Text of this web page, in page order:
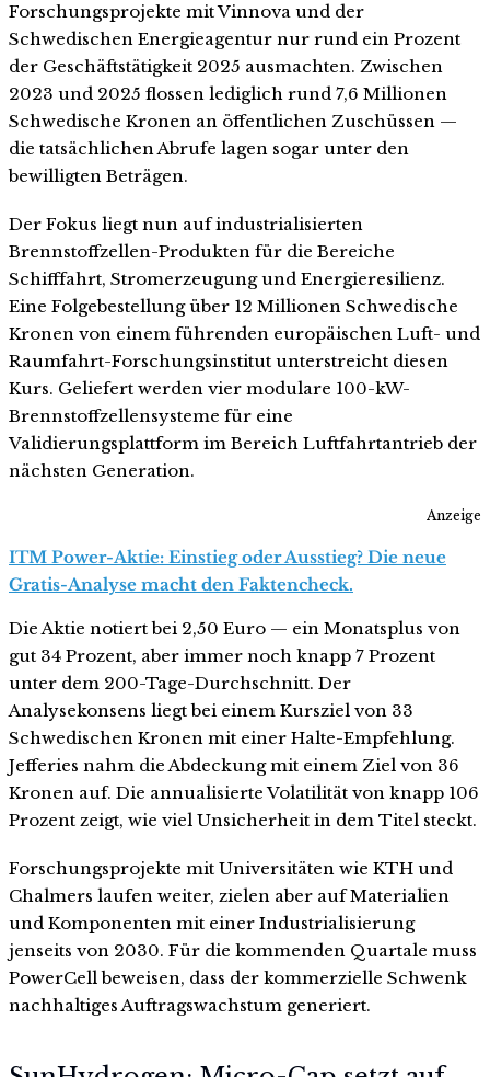
Forschungsprojekte mit Vinnova und der
Schwedischen Energieagentur nur rund ein Prozent
der Geschäftstätigkeit 2025 ausmachten. Zwischen
2023 und 2025 flossen lediglich rund 7,6 Millionen
Schwedische Kronen an öffentlichen Zuschüssen —
die tatsächlichen Abrufe lagen sogar unter den
bewilligten Beträgen.
Der Fokus liegt nun auf industrialisierten
Brennstoffzellen-Produkten für die Bereiche
Schifffahrt, Stromerzeugung und Energieresilienz.
Eine Folgebestellung über 12 Millionen Schwedische
Kronen von einem führenden europäischen Luft- und
Raumfahrt-Forschungsinstitut unterstreicht diesen
Kurs. Geliefert werden vier modulare 100-kW-
Brennstoffzellensysteme für eine
Validierungsplattform im Bereich Luftfahrtantrieb der
nächsten Generation.
Anzeige
ITM Power-Aktie: Einstieg oder Ausstieg? Die neue
Gratis-Analyse macht den Faktencheck.
Die Aktie notiert bei 2,50 Euro — ein Monatsplus von
gut 34 Prozent, aber immer noch knapp 7 Prozent
unter dem 200-Tage-Durchschnitt. Der
Analysekonsens liegt bei einem Kursziel von 33
Schwedischen Kronen mit einer Halte-Empfehlung.
Jefferies nahm die Abdeckung mit einem Ziel von 36
Kronen auf. Die annualisierte Volatilität von knapp 106
Prozent zeigt, wie viel Unsicherheit in dem Titel steckt.
Forschungsprojekte mit Universitäten wie KTH und
Chalmers laufen weiter, zielen aber auf Materialien
und Komponenten mit einer Industrialisierung
jenseits von 2030. Für die kommenden Quartale muss
PowerCell beweisen, dass der kommerzielle Schwenk
nachhaltiges Auftragswachstum generiert.